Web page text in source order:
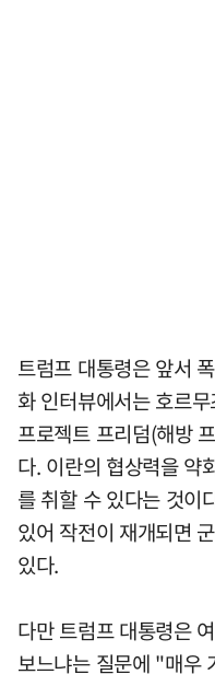
트럼프 대통령은 앞서
화 인터뷰에서는 호르
프로젝트 프리덤(해방
다. 이란의 협상력을 약
를 취할 수 있다는 것이
있어 작전이 재개되면
있다.
다만 트럼프 대통령은
보느냐는 질문에 "매우